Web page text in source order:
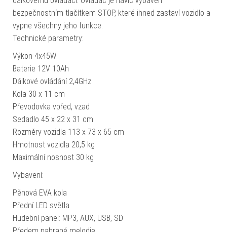
bezpečnostním tlačítkem STOP, které ihned zastaví vozidlo a
vypne všechny jeho funkce.
Technické parametry:
Výkon 4x45W
Baterie 12V 10Ah
Dálkové ovládání 2,4GHz
Kola 30 x 11 cm
Převodovka vpřed, vzad
Sedadlo 45 x 22 x 31 cm
Rozměry vozidla 113 x 73 x 65 cm
Hmotnost vozidla 20,5 kg
Maximální nosnost 30 kg
Vybavení:
Pěnová EVA kola
Přední LED světla
Hudební panel: MP3, AUX, USB, SD